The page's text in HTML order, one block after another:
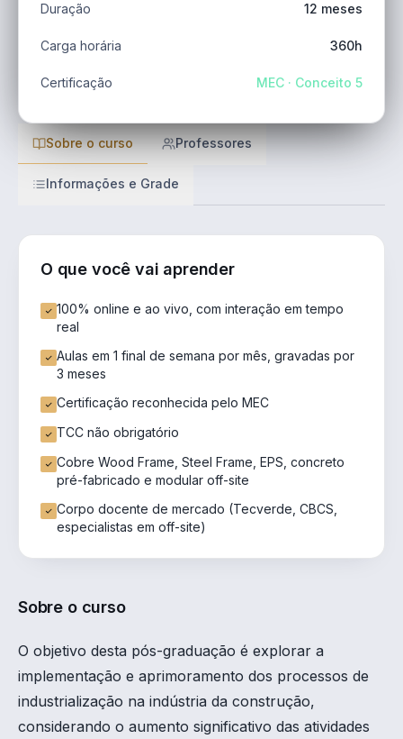
Sobre o curso Professores
Informações e Grade
O que você vai aprender
100% online e ao vivo, com interação em tempo
real
Aulas em 1 final de semana por mês, gravadas por
3 meses
Certificação reconhecida pelo MEC
TCC não obrigatório
Cobre Wood Frame, Steel Frame, EPS, concreto
pré-fabricado e modular off-site
Corpo docente de mercado (Tecverde, CBCS,
especialistas em off-site)
Sobre o curso
O objetivo desta pós-graduação é explorar a
implementação e aprimoramento dos processos de
industrialização na indústria da construção,
considerando o aumento significativo das atividades
Duração 12 meses
Carga horária 360h
Certificação MEC · Conceito 5